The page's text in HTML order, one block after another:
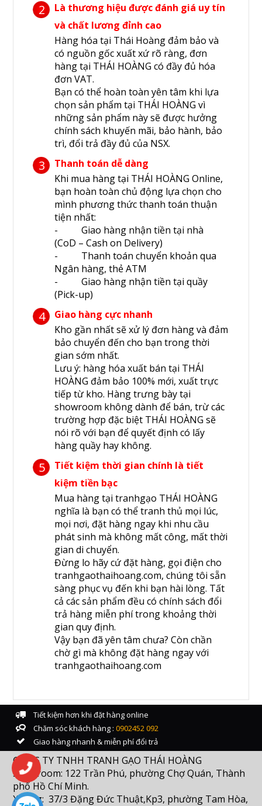
2
Là thương hiệu được đánh giá uy tín
và chất lương đỉnh cao
Hàng hóa tại Thái Hoàng đảm bảo và
có nguồn gốc xuất xứ rõ ràng, đơn
hàng tại THÁI HOÀNG có đầy đủ hóa
đơn VAT.
Bạn có thể hoàn toàn yên tâm khi lựa
chọn sản phẩm tại THÁI HOÀNG vì
những sản phẩm này sẽ được hưởng
chính sách khuyến mãi, bảo hành, bảo
trì, đổi trả đầy đủ của NSX.
3
Thanh toán dễ dàng
Khi mua hàng tại THÁI HOÀNG Online,
bạn hoàn toàn chủ động lựa chọn cho
mình phương thức thanh toán thuận
tiện nhất:
- Giao hàng nhận tiền tại nhà
(CoD – Cash on Delivery)
- Thanh toán chuyển khoản qua
Ngân hàng, thẻ ATM
- Giao hàng nhận tiền tại quầy
(Pick-up)
4
Giao hàng cực nhanh
Kho gần nhất sẽ xử lý đơn hàng và đảm
bảo chuyển đến cho bạn trong thời
gian sớm nhất.
Lưu ý: hàng hóa xuất bán tại THÁI
HOÀNG đảm bảo 100% mới, xuất trực
tiếp từ kho. Hàng trưng bày tại
showroom không dành để bán, trừ các
trường hợp đặc biệt THÁI HOÀNG sẽ
nói rõ với bạn để quyết định có lấy
hàng quầy hay không.
5
Tiết kiệm thời gian chính là tiết
kiệm tiền bạc
Mua hàng tại tranhgạo THÁI HOÀNG
nghĩa là bạn có thể tranh thủ mọi lúc,
mọi nơi, đặt hàng ngay khi nhu cầu
phát sinh mà không mất công, mất thời
gian di chuyển.
Đừng lo hãy cứ đặt hàng, gọi điện cho
tranhgaothaihoang.com, chúng tôi sẵn
sàng phục vụ đến khi bạn hài lòng. Tất
cả các sản phẩm đều có chính sách đổi
trả hàng miễn phí trong khoảng thời
gian quy định.
Vậy bạn đã yên tâm chưa? Còn chần
chờ gì mà không đặt hàng ngay với
tranhgaothaihoang.com
Tiết kiệm hơn khi đặt hàng online
Chăm sóc khách hàng : 0902452 092
Giao hàng nhanh & miễn phí đổi trả
CÔNG TY TNHH TRANH GẠO THÁI HOÀNG
Showroom: 122 Trần Phú, phường Chợ Quán, Thành
phố Hồ Chí Minh.
Xưởng: 37/3 Đặng Đức Thuật,Kp3, phường Tam Hòa,